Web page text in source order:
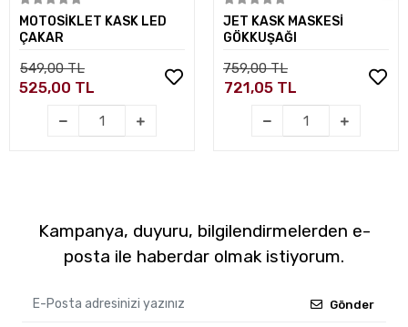
Sepete Ekle
MOTOSİKLET KASK LED
ÇAKAR
549,00 TL
525,00 TL
Sepete Ekle
JET KASK MASKESİ
GÖKKUŞAĞI
759,00 TL
721,05 TL
Kampanya, duyuru, bilgilendirmelerden e-
posta ile haberdar olmak istiyorum.
Gönder